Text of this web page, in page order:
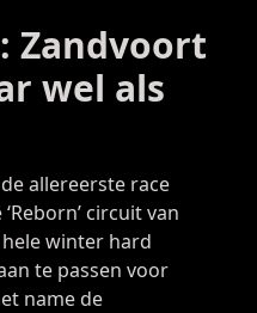
Zandvoort
wel als
allereerste race
circuit van
winter hard
te passen voor
name de